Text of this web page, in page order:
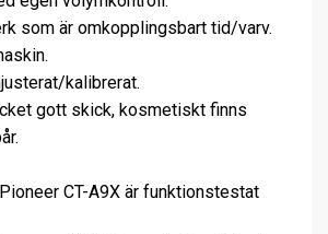
som är omkopplingsbart tid/varv.
kalibrerat.
gott skick, kosmetiskt finns
CT-A9X är funktionstestat